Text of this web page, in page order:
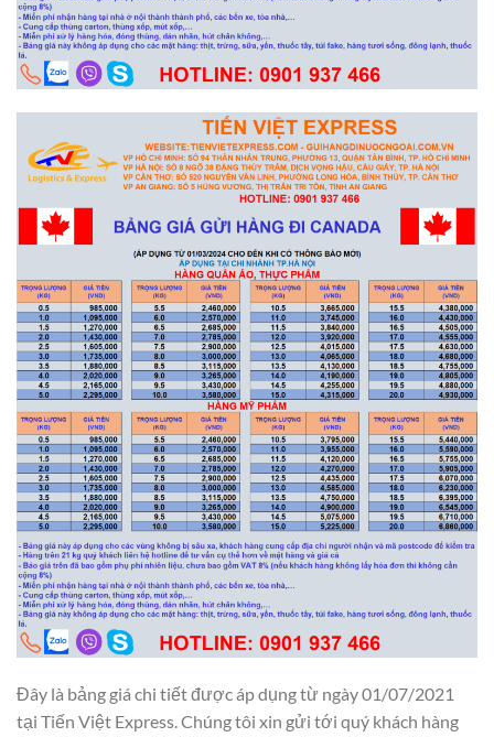
Đây là bảng giá chi tiết được áp dụng từ ngày 01/07/2021
tại Tiến Việt Express. Chúng tôi xin gửi tới quý khách hàng